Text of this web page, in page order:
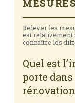
Relever les
est relativement
connaître les
Quel est
porte